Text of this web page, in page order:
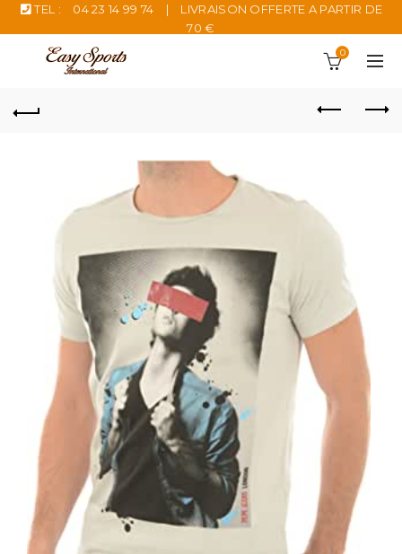
TEL : 04 23 14 99 74 |
LIVRAISON OFFERTE A PARTIR DE
70 €
0